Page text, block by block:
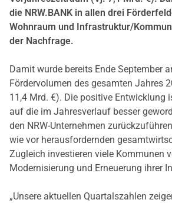
die NRW.BANK in allen drei
Wohnraum und Infrastruktur/
der Nachfrage.
Damit wurde bereits Ende September
Fördervolumen des gesamten Jahres
11,4 Mrd. €). Die positive Entwicklung
auf die im Jahresverlauf besser
den NRW-Unternehmen
wie vor herausfordernden
Zugleich investieren viele Kommunen
Modernisierung und Erneuerung ihrer
„Unsere aktuellen Quartalszahlen